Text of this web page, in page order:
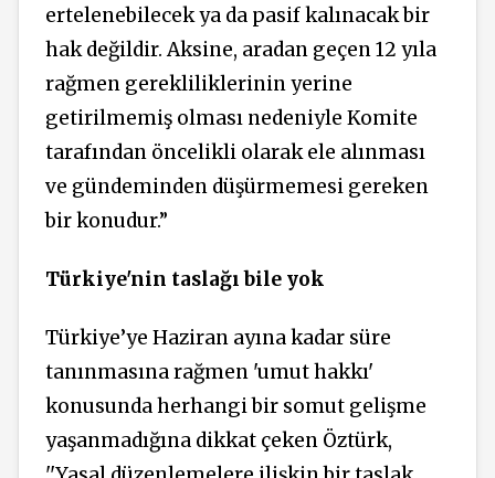
ertelenebilecek ya da pasif kalınacak bir
hak değildir. Aksine, aradan geçen 12 yıla
rağmen gerekliliklerinin yerine
getirilmemiş olması nedeniyle Komite
tarafından öncelikli olarak ele alınması
ve gündeminden düşürmemesi gereken
bir konudur.”
Türkiye'nin taslağı bile yok
Türkiye’ye Haziran ayına kadar süre
tanınmasına rağmen 'umut hakkı'
konusunda herhangi bir somut gelişme
yaşanmadığına dikkat çeken Öztürk,